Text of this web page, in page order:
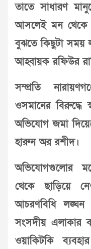
তাতে সাধারণ
আসলেই মন থেকে
বুঝতে কিছুটা সময়
আহ্বায়ক রফিউর
সম্প্রতি
ওসমানের বিরুদ্ধে
অভিযোগ জমা
হারুন অর রশীদ।
অভিযোগগুলোর
থেকে ছাড়িয়ে
আচরণবিধি লঙ্ঘন
সংসদীয় এলাকার
ওয়াকিটকি